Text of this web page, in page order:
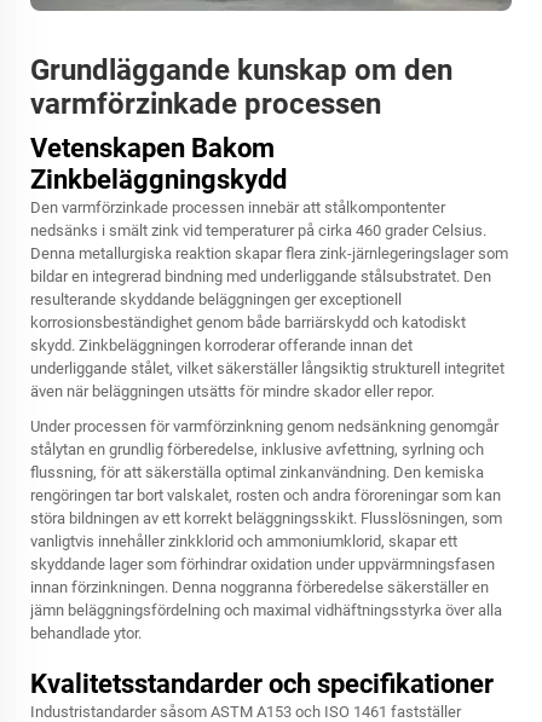
Grundläggande kunskap om den
varmförzinkade processen
Vetenskapen Bakom
Zinkbeläggningskydd
Den varmförzinkade processen innebär att stålkompontenter
nedsänks i smält zink vid temperaturer på cirka 460 grader Celsius.
Denna metallurgiska reaktion skapar flera zink-järnlegeringslager som
bildar en integrerad bindning med underliggande stålsubstratet. Den
resulterande skyddande beläggningen ger exceptionell
korrosionsbeständighet genom både barriärskydd och katodiskt
skydd. Zinkbeläggningen korroderar offerande innan det
underliggande stålet, vilket säkerställer långsiktig strukturell integritet
även när beläggningen utsätts för mindre skador eller repor.
Under processen för varmförzinkning genom nedsänkning genomgår
stålytan en grundlig förberedelse, inklusive avfettning, syrlning och
flussning, för att säkerställa optimal zinkanvändning. Den kemiska
rengöringen tar bort valskalet, rosten och andra föroreningar som kan
störa bildningen av ett korrekt beläggningsskikt. Flusslösningen, som
vanligtvis innehåller zinkklorid och ammoniumklorid, skapar ett
skyddande lager som förhindrar oxidation under uppvärmningsfasen
innan förzinkningen. Denna noggranna förberedelse säkerställer en
jämn beläggningsfördelning och maximal vidhäftningsstyrka över alla
behandlade ytor.
Kvalitetsstandarder och specifikationer
Industristandarder såsom ASTM A153 och ISO 1461 fastställer